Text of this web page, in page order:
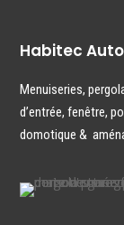
Habitec
Menuiseries,
d’entrée,fenêtre,
domotique &